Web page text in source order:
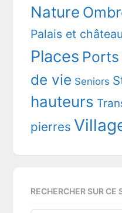
Nature
Palais et
Places Ports
de vie Seniors
hauteurs
pierres
RECHERCHER SUR CE